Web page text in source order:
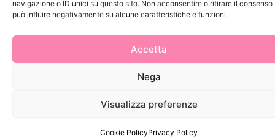
navigazione o ID unici su questo sito. Non acconsentire o ritirare il consenso
può influire negativamente su alcune caratteristiche e funzioni.
Accetta
Nega
Visualizza preferenze
Cookie PolicyPrivacy Policy
Mina